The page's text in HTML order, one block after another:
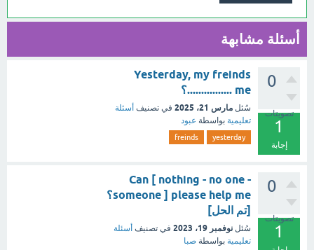
أسئلة مشابهة
0
تصويتات
1
إجابة
Yesterday, my freinds
................ me؟
سُئل مارس 21، 2025 في تصنيف أسئلة
تعليمية بواسطة عبود
yesterday
freinds
0
تصويتات
1
Can [ nothing - no one -
someone ] please help me؟
[تم الحل]
سُئل نوفمبر 19، 2023 في تصنيف أسئلة
تعليمية بواسطة صبا